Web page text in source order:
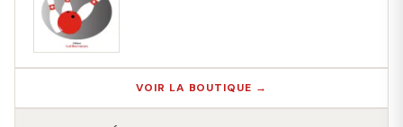
VOIR LA BOUTIQUE →